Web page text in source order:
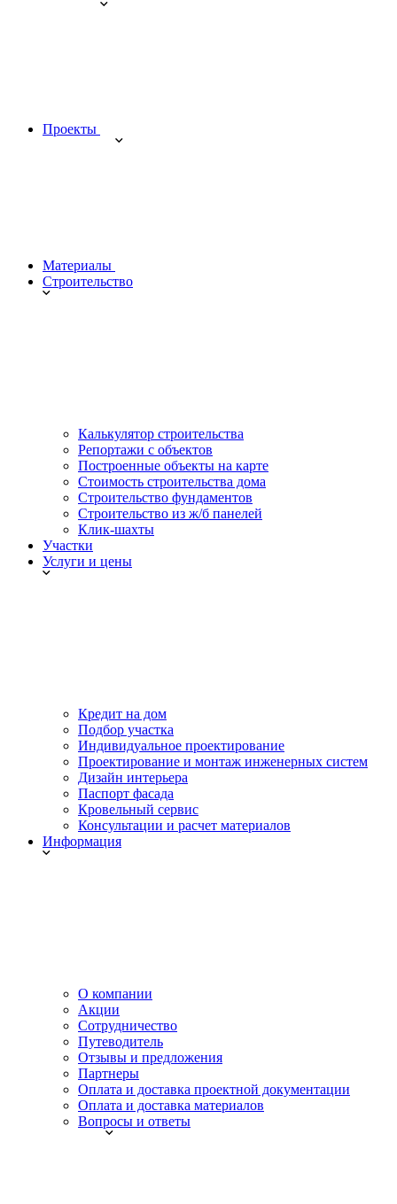
Проекты
Материалы
Строительство
Калькулятор строительства
Репортажи с объектов
Построенные объекты на карте
Стоимость строительства дома
Строительство фундаментов
Строительство из ж/б панелей
Клик-шахты
Участки
Услуги и цены
Кредит на дом
Подбор участка
Индивидуальное проектирование
Проектирование и монтаж инженерных систем
Дизайн интерьера
Паспорт фасада
Кровельный сервис
Консультации и расчет материалов
Информация
О компании
Акции
Сотрудничество
Путеводитель
Отзывы и предложения
Партнеры
Оплата и доставка проектной документации
Оплата и доставка материалов
Вопросы и ответы